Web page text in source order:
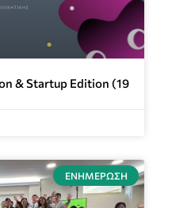
& Startup Edition (19
ΕΝΗΜΈΡΩΣΗ